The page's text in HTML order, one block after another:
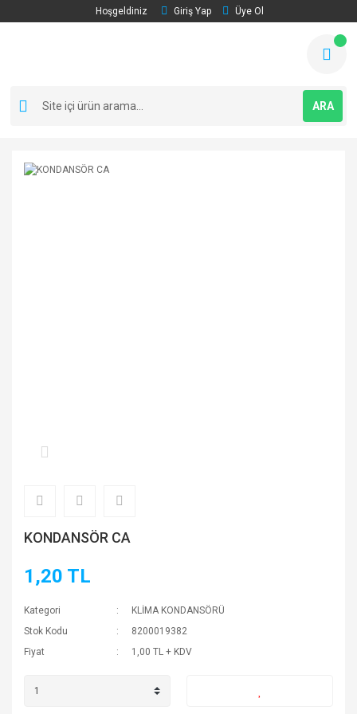
Hoşgeldiniz Giriş Yap Üye Ol
ARA
KONDANSÖR CA
1,20 TL
Kategori
KLİMA KONDANSÖRÜ
Stok Kodu
8200019382
Fiyat
1,00 TL + KDV